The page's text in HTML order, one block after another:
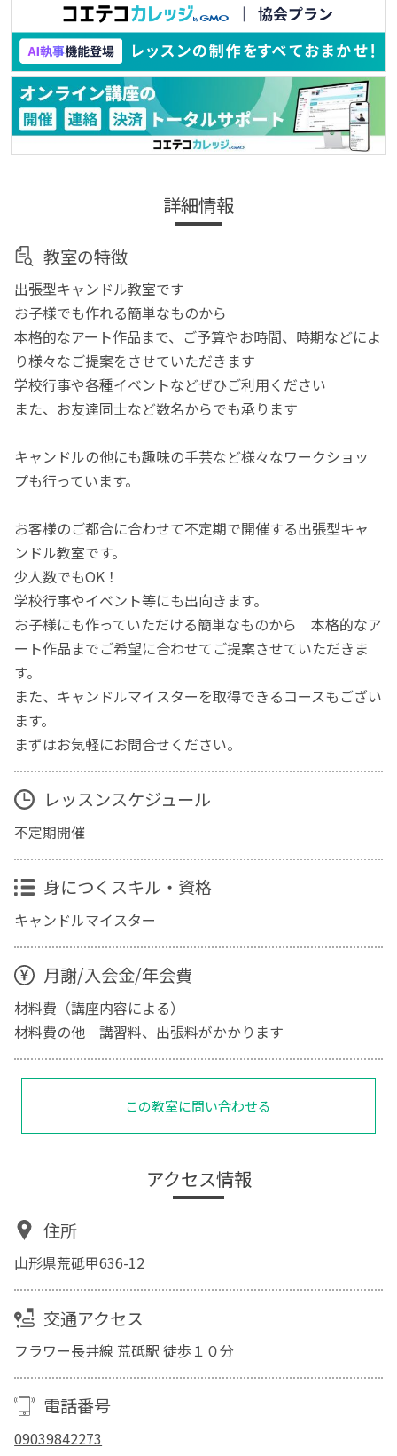
詳細情報
教室の特徴
出張型キャンドル教室です
お子様でも作れる簡単なものから
本格的なアート作品まで、ご予算やお時間、時期などによ
り様々なご提案をさせていただきます
学校行事や各種イベントなどぜひご利用ください
また、お友達同士など数名からでも承ります
キャンドルの他にも趣味の手芸など様々なワークショッ
プも行っています。
お客様のご都合に合わせて不定期で開催する出張型キャ
ンドル教室です。
少人数でもOK！
学校行事やイベント等にも出向きます。
お子様にも作っていただける簡単なものから 本格的なア
ート作品までご希望に合わせてご提案させていただきま
す。
また、キャンドルマイスターを取得できるコースもござい
ます。
まずはお気軽にお問合せください。
レッスンスケジュール
不定期開催
身につくスキル・資格
キャンドルマイスター
月謝/入会金/年会費
材料費（講座内容による）
材料費の他 講習料、出張料がかかります
この教室に問い合わせる
アクセス情報
住所
山形県荒砥甲636-12
交通アクセス
フラワー長井線 荒砥駅 徒歩１０分
電話番号
09039842273